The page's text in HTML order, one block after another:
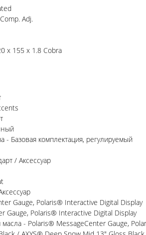
Adj.
x 155 x 1.8 Cobra
- Базовая комплектация, регулируемый
/ Аксессуар
Gauge, Polaris® Interactive Digital Display
Gauge, Polaris® Interactive Digital Display
- Polaris® MessageCenter Gauge,